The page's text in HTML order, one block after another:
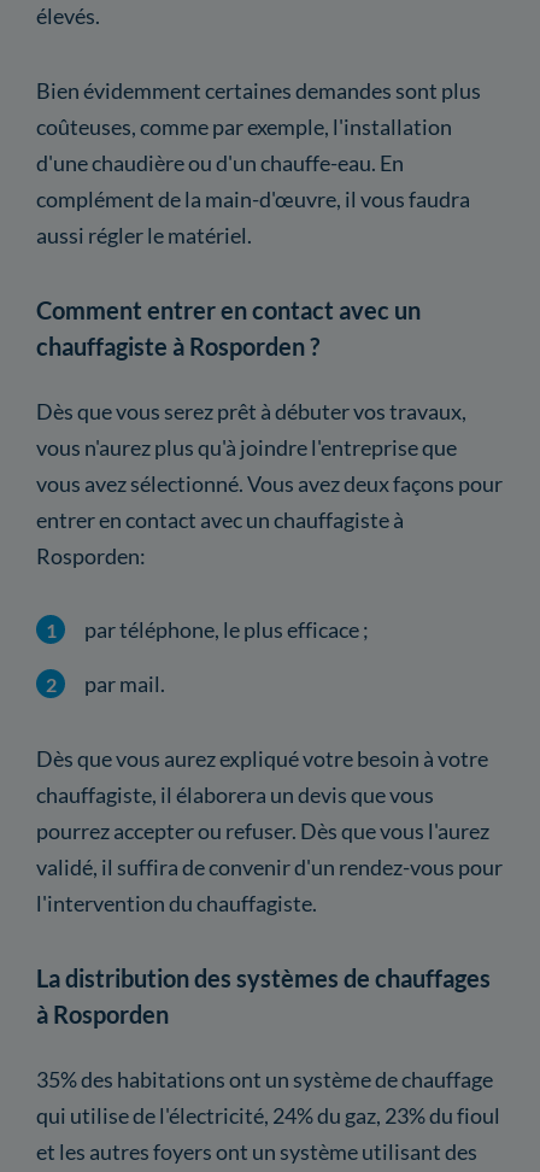
élevés.
Bien évidemment certaines demandes sont plus
coûteuses, comme par exemple, l'installation
d'une chaudière ou d'un chauffe-eau. En
complément de la main-d'œuvre, il vous faudra
aussi régler le matériel.
Comment entrer en contact avec un
chauffagiste à Rosporden ?
Dès que vous serez prêt à débuter vos travaux,
vous n'aurez plus qu'à joindre l'entreprise que
vous avez sélectionné. Vous avez deux façons pour
entrer en contact avec un chauffagiste à
Rosporden:
par téléphone, le plus efficace ;
par mail.
Dès que vous aurez expliqué votre besoin à votre
chauffagiste, il élaborera un devis que vous
pourrez accepter ou refuser. Dès que vous l'aurez
validé, il suffira de convenir d'un rendez-vous pour
l'intervention du chauffagiste.
La distribution des systèmes de chauffages
à Rosporden
35% des habitations ont un système de chauffage
qui utilise de l'électricité, 24% du gaz, 23% du fioul
et les autres foyers ont un système utilisant des